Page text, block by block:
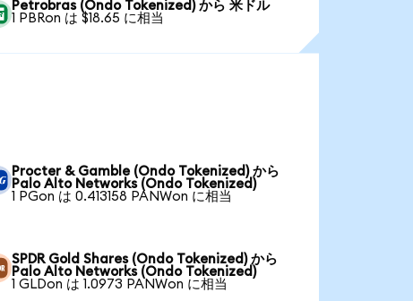
Petrobras (Ondo Tokenized) から 米ドル
1 PBRon は $18.65 に相当
Procter & Gamble (Ondo Tokenized) から
Palo Alto Networks (Ondo Tokenized)
1 PGon は 0.413158 PANWon に相当
SPDR Gold Shares (Ondo Tokenized) から
Palo Alto Networks (Ondo Tokenized)
1 GLDon は 1.0973 PANWon に相当